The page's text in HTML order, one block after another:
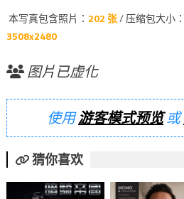
本写真包含照片： 202 张/ 压缩包大小：
3508x2480
图片已虚化
使用游客模式预览或
猜你喜欢